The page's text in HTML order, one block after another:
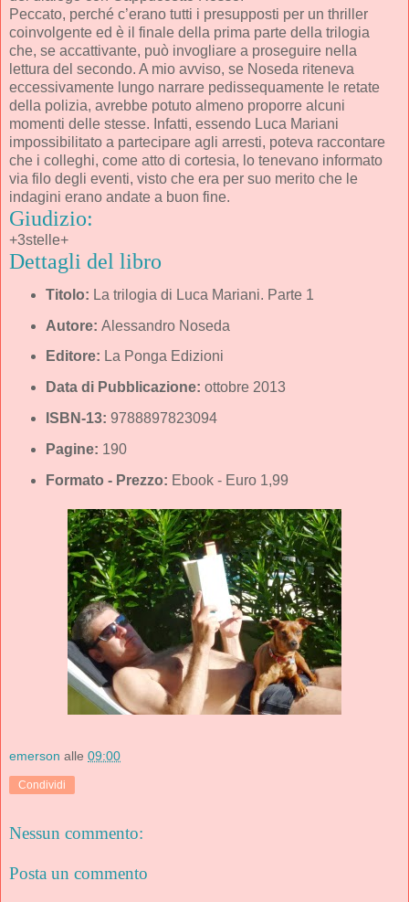
Peccato, perché c’erano tutti i presupposti per un thriller
coinvolgente ed è il finale della prima parte della trilogia
che, se accattivante, può invogliare a proseguire nella
lettura del secondo. A mio avviso, se Noseda riteneva
eccessivamente lungo narrare pedissequamente le retate
della polizia, avrebbe potuto almeno proporre alcuni
momenti delle stesse. Infatti, essendo Luca Mariani
impossibilitato a partecipare agli arresti, poteva raccontare
che i colleghi, come atto di cortesia, lo tenevano informato
via filo degli eventi, visto che era per suo merito che le
indagini erano andate a buon fine.
Giudizio:
+3stelle+
Dettagli del libro
Titolo: La trilogia di Luca Mariani. Parte 1
Autore: Alessandro Noseda
Editore: La Ponga Edizioni
Data di Pubblicazione: ottobre 2013
ISBN-13: 9788897823094
Pagine: 190
Formato - Prezzo: Ebook - Euro 1,99
emerson alle 09:00
Condividi
Nessun commento:
Posta un commento